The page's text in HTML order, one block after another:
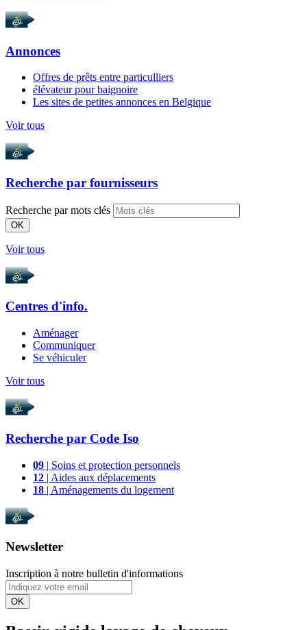
Annonces
Offres de prêts entre particulliers
élévateur pour baignoire
Les sites de petites annonces en Belgique
Voir tous
Recherche par fournisseurs
Recherche par mots clés
OK
Voir tous
Centres d'info.
Aménager
Communiquer
Se véhiculer
Voir tous
Recherche par Code Iso
09 | Soins et protection personnels
12 | Aides aux déplacements
18 | Aménagements du logement
Newsletter
Inscription à notre bulletin d'informations
OK